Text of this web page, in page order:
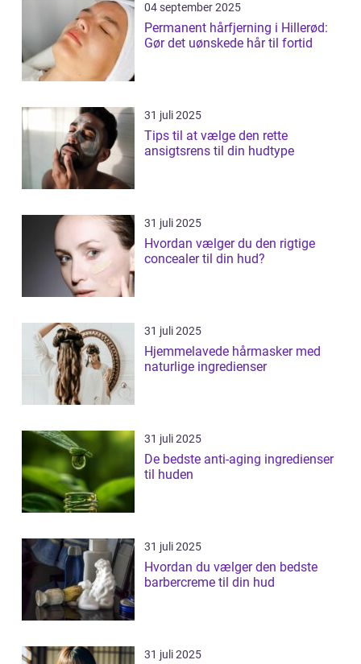
04 september 2025
Permanent hårfjerning i Hillerød:
Gør det uønskede hår til fortid
31 juli 2025
Tips til at vælge den rette
ansigtsrens til din hudtype
31 juli 2025
Hvordan vælger du den rigtige
concealer til din hud?
31 juli 2025
Hjemmelavede hårmasker med
naturlige ingredienser
31 juli 2025
De bedste anti-aging ingredienser
til huden
31 juli 2025
Hvordan du vælger den bedste
barbercreme til din hud
31 juli 2025